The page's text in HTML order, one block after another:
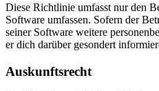
Diese Richtlinie umfasst nur den
Software umfassen. Sofern der
seiner Software weitere
er dich darüber gesondert
Auskunftsrecht